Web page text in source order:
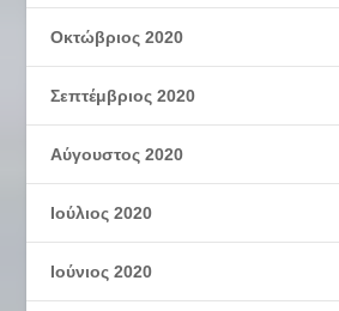
Οκτώβριος 2020
Σεπτέμβριος 2020
Αύγουστος 2020
Ιούλιος 2020
Ιούνιος 2020